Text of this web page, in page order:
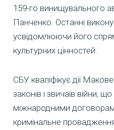
159-го винищувального
Панченко. Останні
усвідомлюючи його
культурних цінностей.
СБУ кваліфікує дії
законів і звичаїв війни,
міжнародними
кримінальне